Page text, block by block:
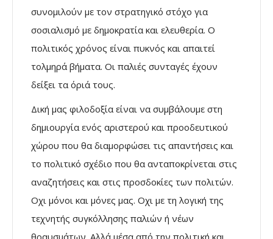
συνομιλούν με τον στρατηγικό στόχο για
σοσιαλισμό με δημοκρατία και ελευθερία. Ο
πολιτικός χρόνος είναι πυκνός και απαιτεί
τολμηρά βήματα. Οι παλιές συνταγές έχουν
δείξει τα όριά τους.
Δική μας φιλοδοξία είναι να συμβάλουμε στη
δημιουργία ενός αριστερού και προοδευτικού
χώρου που θα διαμορφώσει τις απαντήσεις και
το πολιτικό σχέδιο που θα ανταποκρίνεται στις
αναζητήσεις και στις προσδοκίες των πολιτών.
Οχι μόνοι και μόνες μας. Οχι με τη λογική της
τεχνητής συγκόλλησης παλιών ή νέων
θραυσμάτων. Αλλά μέσα από την πολιτική και